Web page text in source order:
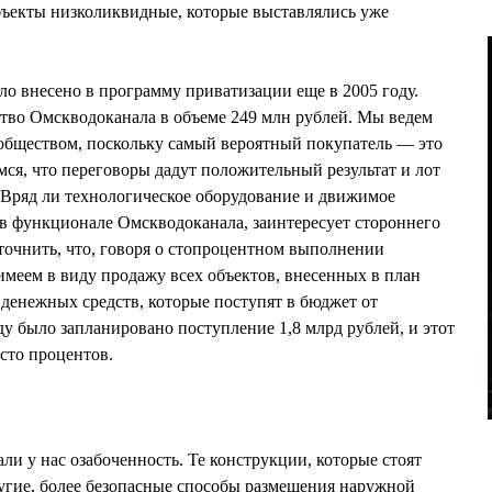
низколиквидные, которые выставлялись уже
внесено в программу приватизации еще в 2005 году.
Омскводоканала в объеме 249 млн рублей. Мы ведем
поскольку самый вероятный покупатель — это
что переговоры дадут положительный результат и лот
ли технологическое оборудование и движимое
функционале Омскводоканала, заинтересует стороннего
что, говоря о стопроцентном выполнении
в виду продажу всех объектов, внесенных в план
средств, которые поступят в бюджет от
было запланировано поступление 1,8 млрд рублей, и этот
процентов.
у нас озабоченность. Те конструкции, которые стоят
более безопасные способы размещения наружной